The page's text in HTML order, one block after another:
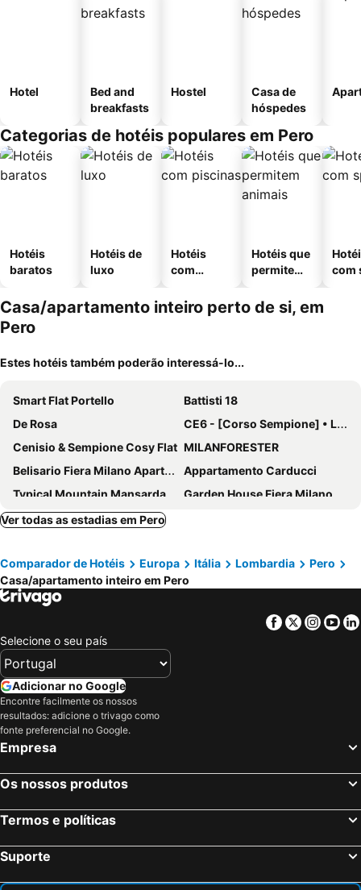
Hotel
Bed and
breakfasts
Hostel
Casa de
hóspedes
Categorias de hotéis populares em Pero
Hotéis
baratos
Hotéis de
luxo
Hotéis
com
Hotéis que
permitem
com
Casa/apartamento inteiro perto de si, em
Pero
Estes hotéis também poderão interessá-lo...
Smart Flat Portello
Battisti 18
De Rosa
CE6 - [Corso Sempione] • Large Apartment
Cenisio & Sempione Cosy Flat MILANFORESTER
Belisario Fiera Milano Apartment
Appartamento Carducci
Typical Mountain Mansarda Close To Fiera Milano Rho
Garden House Fiera Milano
Bressanone
Alessia'S Flat- Portello 2
A Milan
BNB CityLifers
Apartment Bovisa Politecnico
Charming Sempione Apartment
Ver todas as estadias em Pero
Comparador de Hotéis Europa Itália Lombardia
Pero
Casa/apartamento inteiro em Pero
Facebook
Twitter
Selecione o seu país
Adicionar no Google
Encontre facilmente os nossos
resultados: adicione o trivago como
fonte preferencial no Google.
Empresa
Os nossos produtos
Termos e políticas
Suporte